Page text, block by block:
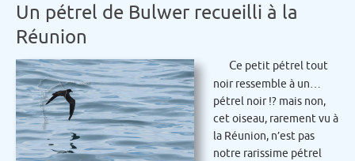
Un pétrel de Bulwer recueilli à la
Réunion
Ce petit pétrel tout
noir ressemble à un…
pétrel noir !? mais non,
cet oiseau, rarement vu à
la Réunion, n’est pas
notre rarissime pétrel